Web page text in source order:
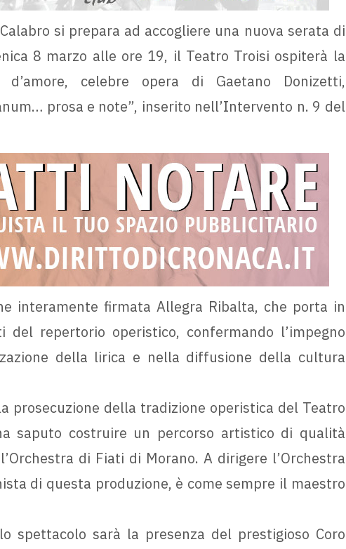
si prepara ad accogliere una nuova serata di
8 marzo alle ore 19, il Teatro Troisi ospiterà la
d’amore, celebre opera di Gaetano Donizetti,
prosa e note”, inserito nell’Intervento n. 9 del
interamente firmata Allegra Ribalta, che porta in
repertorio operistico, confermando l’impegno
della lirica e nella diffusione della cultura
prosecuzione della tradizione operistica del Teatro
saputo costruire un percorso artistico di qualità
di Fiati di Morano. A dirigere l’Orchestra
di questa produzione, è come sempre il maestro
spettacolo sarà la presenza del prestigioso Coro